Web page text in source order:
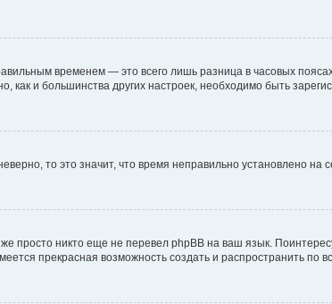
временем — это всего лишь разница в часовых
как и большинства других настроек, необходимо быть
то это значит, что время неправильно установлено на
просто никто еще не перевел phpBB на ваш язык.
прекрасная возможность создать и распространить по